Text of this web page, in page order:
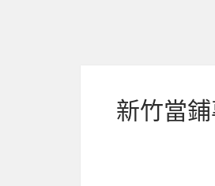
新竹當